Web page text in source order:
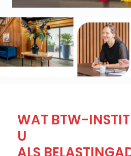
WAT BTW-
U
ALS